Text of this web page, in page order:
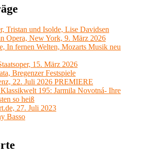
Tristan und Isolde, Lise Davidsen
Opera, New York, 9. März 2026
In fernen Welten, Mozarts Musik neu
15. März 2026
Bregenzer Festspiele
22. Juli 2026 PREMIERE
Klassikwelt 195: Jarmila Novotná- Ihre
so heiß
27. Juli 2023
Basso